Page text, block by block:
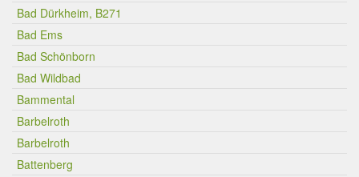
Bad Dürkheim, B271
Bad Ems
Bad Schönborn
Bad Wildbad
Bammental
Barbelroth
Barbelroth
Battenberg